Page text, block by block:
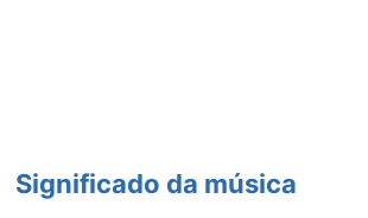
Significado da música